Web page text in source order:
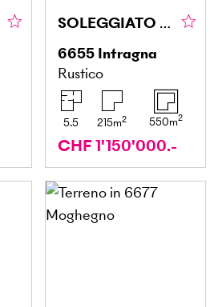
SOLEGGIATO CON TERRAZZA E MOLTO SPAZIO
6655 Intragna
Rustico
5.5 215m2 550m2
CHF 1'150'000.-